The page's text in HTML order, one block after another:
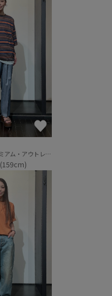
佐野プレミアム・アウトレット
(159cm)